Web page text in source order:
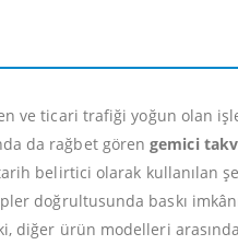
ve ticari trafiği yoğun olan
da rağbet görengemici
belirtici olarak kullanılan
doğrultusunda baskı
diğer ürün modelleri